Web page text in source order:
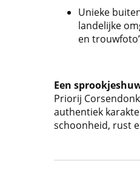
Unieke
landelijke
en
Een
Priorij
authentiek
schoonheid, rust